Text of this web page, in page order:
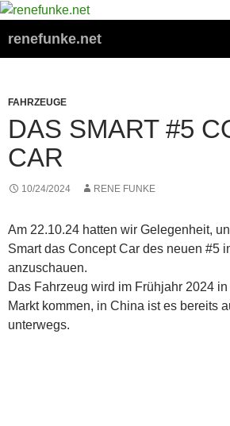
Zum
springen
renefunke.net
FAHRZEUGE
DAS SMART #5
CAR
10/24/2024 RENE FUNKE
Am 22.10.24 hatten wir Gelegenheit,
Smart das Concept Car des neuen #5
anzuschauen.
Das Fahrzeug wird im Frühjahr 2024
Markt kommen, in China ist es bereits
unterwegs.